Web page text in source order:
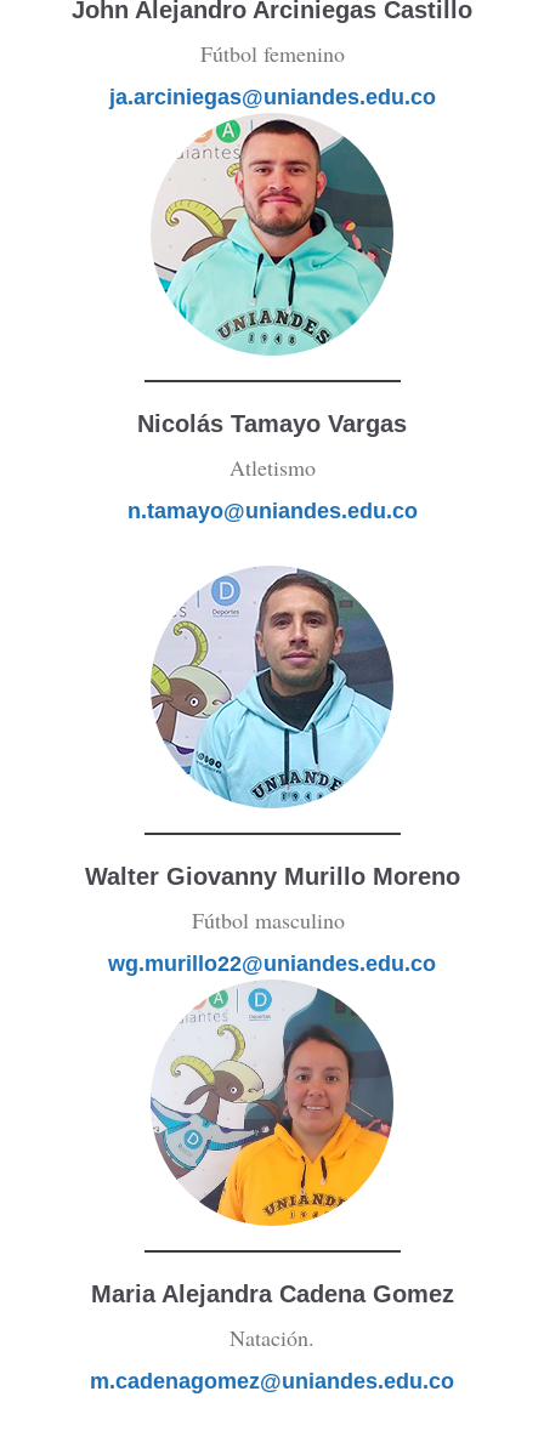
John Alejandro Arciniegas Castillo
Fútbol femenino
ja.arciniegas@uniandes.edu.co
Nicolás Tamayo Vargas
Atletismo
n.tamayo@uniandes.edu.co
Walter Giovanny Murillo Moreno
Fútbol masculino
wg.murillo22@uniandes.edu.co
Maria Alejandra Cadena Gomez
Natación.
m.cadenagomez@uniandes.edu.co